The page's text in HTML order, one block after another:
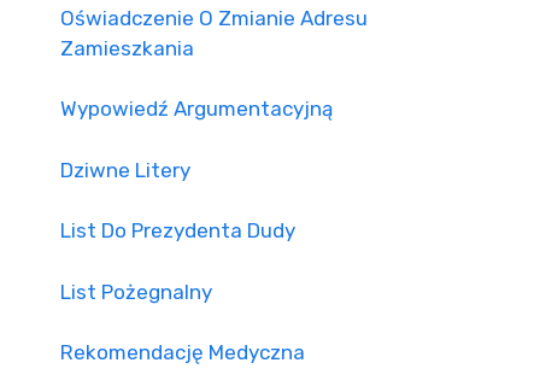
Oświadczenie O Zmianie Adresu
Zamieszkania
Wypowiedź Argumentacyjną
Dziwne Litery
List Do Prezydenta Dudy
List Pożegnalny
Rekomendację Medyczna